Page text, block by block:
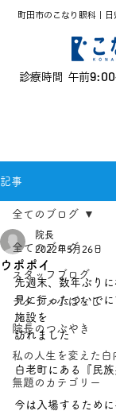
町田市のこなり眼科｜
診療時間 午前
記事
全てのブログ
スタッフブログ
デタラメ小ばなし
院長のつぶやき
私の人生を変えた白
無題のカテゴリー
全てのブログ
ウポポイ
院長
2022年5月26日
先週末、数年ぶり
見に行ったついで
施設を
訪れました
白老町にある『民
今は入場するため